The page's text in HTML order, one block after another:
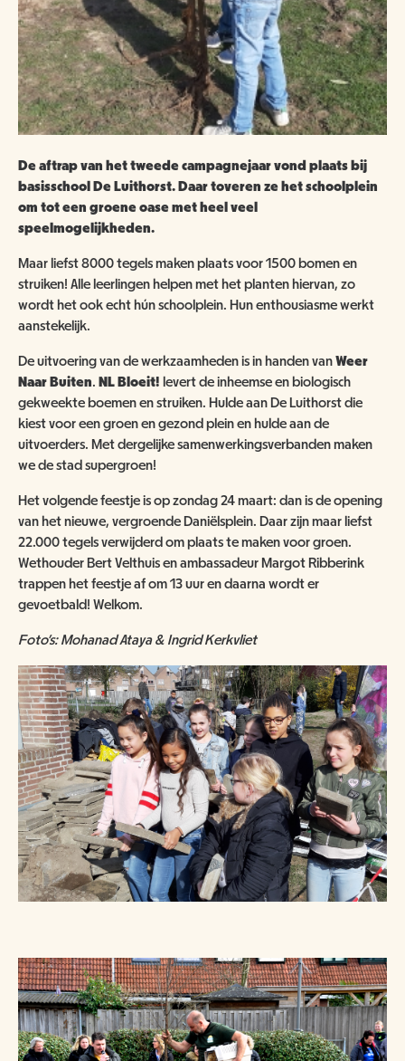
De aftrap van het tweede campagnejaar vond plaats bij
basisschool De Luithorst. Daar toveren ze het schoolplein
om tot een groene oase met heel veel
speelmogelijkheden.
Maar liefst 8000 tegels maken plaats voor 1500 bomen en
struiken! Alle leerlingen helpen met het planten hiervan, zo
wordt het ook echt hún schoolplein. Hun enthousiasme werkt
aanstekelijk.
De uitvoering van de werkzaamheden is in handen vanWeer
Naar Buiten. NL Bloeit! levert de inheemse en biologisch
gekweekte boemen en struiken. Hulde aan De Luithorst die
kiest voor een groen en gezond plein en hulde aan de
uitvoerders. Met dergelijke samenwerkingsverbanden maken
we de stad supergroen!
Het volgende feestje is op zondag 24 maart: dan is de opening
van het nieuwe, vergroende Daniëlsplein. Daar zijn maar liefst
22.000 tegels verwijderd om plaats te maken voor groen.
Wethouder Bert Velthuis en ambassadeur Margot Ribberink
trappen het feestje af om 13 uur en daarna wordt er
gevoetbald! Welkom.
Foto's: Mohanad Ataya & Ingrid Kerkvliet